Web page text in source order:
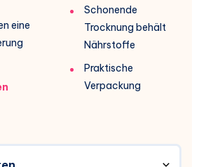
eine
Schonende
Trocknung behält
Nährstoffe
Praktische
Verpackung